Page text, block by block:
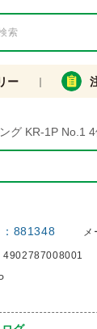
ー
グ KR-1P No.1 4
881348 メ
4902787008001